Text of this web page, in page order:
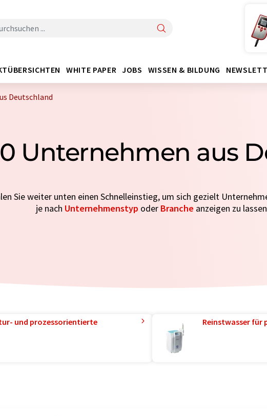
WHITE PAPER JOBS WISSEN & BILDUNG
Deutschland
Unternehmen aus
Sie weiter unten einen Schnelleinstieg, um sich gezielt
je nach Unternehmenstyp oder Branche anzeigen zu
und prozessorientierte
Reinstwasser für